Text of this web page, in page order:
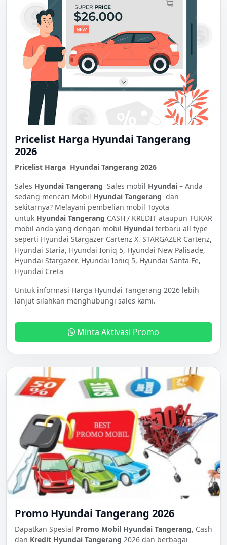
Pricelist Harga Hyundai Tangerang
2026
Pricelist Harga Hyundai Tangerang 2026
Sales Hyundai Tangerang Sales mobil Hyundai – Anda
sedang mencari Mobil Hyundai Tangerang dan
sekitarnya? Melayani pembelian mobil Toyota
untuk Hyundai Tangerang CASH / KREDIT ataupun TUKAR
mobil anda yang dengan mobil Hyundai terbaru all type
seperti Hyundai Stargazer Cartenz X, STARGAZER Cartenz,
Hyundai Staria, Hyundai Ioniq 5, Hyundai New Palisade,
Hyundai Stargazer, Hyundai Ioniq 5, Hyundai Santa Fe,
Hyundai Creta
Untuk informasi Harga Hyundai Tangerang 2026 lebih
lanjut silahkan menghubungi sales kami.
Minta Aktivasi Promo
Promo Hyundai Tangerang 2026
Dapatkan Spesial Promo Mobil Hyundai Tangerang, Cash
dan Kredit Hyundai Tangerang 2026 dan berbagai